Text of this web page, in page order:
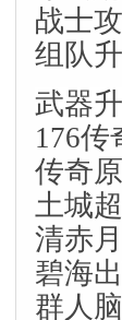
战士
组队
武器
176传
传奇
土城
清赤
碧海
群人